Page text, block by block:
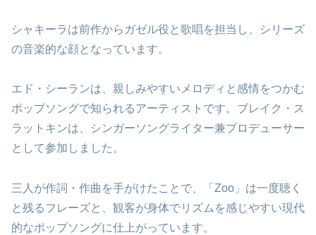
シャキーラは前作からガゼル役と歌唱を担当し、シリーズ
の音楽的な顔となっています。
エド・シーランは、親しみやすいメロディと感情をつかむ
ポップソングで知られるアーティストです。ブレイク・ス
ラットキンは、シンガーソングライター兼プロデューサー
として参加しました。
三人が作詞・作曲を手がけたことで、「Zoo」は一度聴く
と残るフレーズと、観客が身体でリズムを感じやすい現代
的なポップソングに仕上がっています。